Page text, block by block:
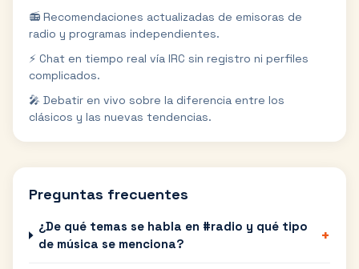
📻 Recomendaciones actualizadas de emisoras de
radio y programas independientes.
⚡ Chat en tiempo real vía IRC sin registro ni perfiles
complicados.
🎤 Debatir en vivo sobre la diferencia entre los
clásicos y las nuevas tendencias.
Preguntas frecuentes
¿De qué temas se habla en #radio y qué tipo
de música se menciona?
+